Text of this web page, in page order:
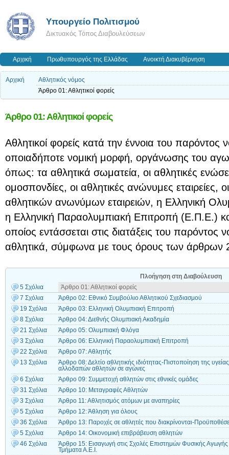
Υπουργείο Πολιτισμού
Δικτυακός Τόπος Διαβουλεύσεων
Αρχική Πρωθυπουργός της Ελλάδας Ανοικτή Διακυβέρνηση
Αρχική
Αθλητικός νόμος
Άρθρο 01: Αθλητικοί φορείς
Άρθρο 01: Αθλητικοί φορείς
Αθλητικοί φορείς κατά την έννοια του παρόντος
οποιαδήποτε νομική μορφή, οργάνωσης του
όπως: τα αθλητικά σωματεία, οι αθλητικές
ομοσπονδίες, οι αθλητικές ανώνυμες εταιρείες,
αθλητικών ανωνύμων εταιρειών, η Ελληνική
η Ελληνική Παραολυμπιακή Επιτροπή (Ε.Π.Ε.)
οποίος εντάσσεται στις διατάξεις του παρόντος
αθλητικά, σύμφωνα με τους όρους των άρθρων
Πλοήγηση στη Διαβούλευση
5 Σχόλια
Άρθρο 01: Αθλητικοί φορείς
7 Σχόλια
Άρθρο 02: Εθνικό Συμβούλιο Αθλητικού Σχεδιασμού
19 Σχόλια
Άρθρο 03: Ελληνική Ολυμπιακή Επιτροπή
8 Σχόλια
Άρθρο 04: Διεθνής Ολυμπιακή Ακαδημία
21 Σχόλια
Άρθρο 05: Ολυμπιακή Φλόγα
3 Σχόλια
Άρθρο 06: Ελληνική Παραολυμπιακή Επιτροπή
22 Σχόλια
Άρθρο 07: Αθλητής
13 Σχόλια
Άρθρο 08: Δελτίο αθλητικής ιδιότητας-Πιστοποίηση της
αλλοδαπών αθλητών σε αγώνες
6 Σχόλια
Άρθρο 09: Συμμετοχή αθλητών στις εθνικές ομάδες
31 Σχόλια
Άρθρο 10: Μεταγραφές Αθλητών
3 Σχόλια
Άρθρο 11: Αθλητισμός ατόμων με αναπηρίες
5 Σχόλια
Άρθρο 12: Άθληση για όλους
36 Σχόλια
Άρθρο 13: Παροχές σε αθλητές που διακρίνονται-
5 Σχόλια
Άρθρο 14: Οικονομική επιβράβευση αθλητών
46 Σχόλια
Άρθρο 15: Εισαγωγή στις Σχολές Επιστημών Φυσικής
Τμήματα Α.Ε.Ι.